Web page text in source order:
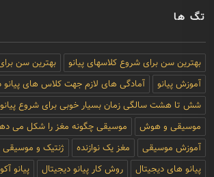
تگ ها
بهترین سن برای شروع کلاسهای پیانو
بهترین سن
آموزش پیانو
آمادگی های لازم جهت کلاس های پیانو
شش تا هشت سالگی زمان بسیار خوبی برای شروع
موسیقی و هوش
موسیقی چگونه مغز را شکل می
آموزش موسیقی
مغز یک نوازنده ژنتیک و موسیقی
پیانو های دیجیتال
روش کار پیانو دیجیتال
پیانو